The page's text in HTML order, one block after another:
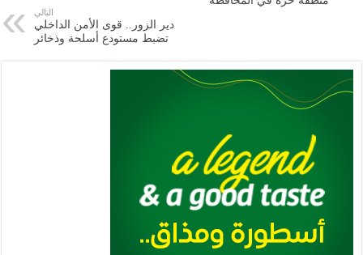
n
p
التالي
دير الزور.. قوى الأمن الداخلي
تضبط مستودع أسلحة وذخائر